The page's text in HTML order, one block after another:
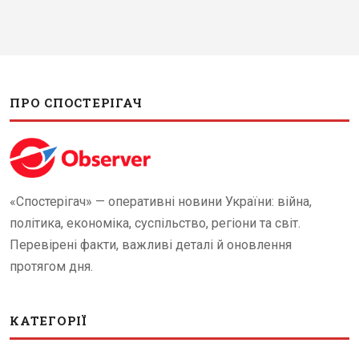
ПРО СПОСТЕРІГАЧ
«Спостерігач» — оперативні новини України: війна,
політика, економіка, суспільство, регіони та світ.
Перевірені факти, важливі деталі й оновлення
протягом дня.
КАТЕГОРІЇ